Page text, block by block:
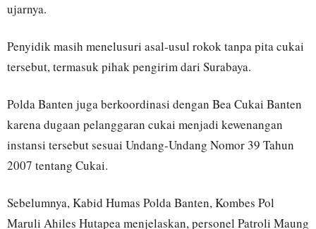
ujarnya.
Penyidik masih menelusuri asal-usul rokok tanpa pita cukai
tersebut, termasuk pihak pengirim dari Surabaya.
Polda Banten juga berkoordinasi dengan Bea Cukai Banten
karena dugaan pelanggaran cukai menjadi kewenangan
instansi tersebut sesuai Undang-Undang Nomor 39 Tahun
2007 tentang Cukai.
Sebelumnya, Kabid Humas Polda Banten, Kombes Pol
Maruli Ahiles Hutapea menjelaskan, personel Patroli Maung